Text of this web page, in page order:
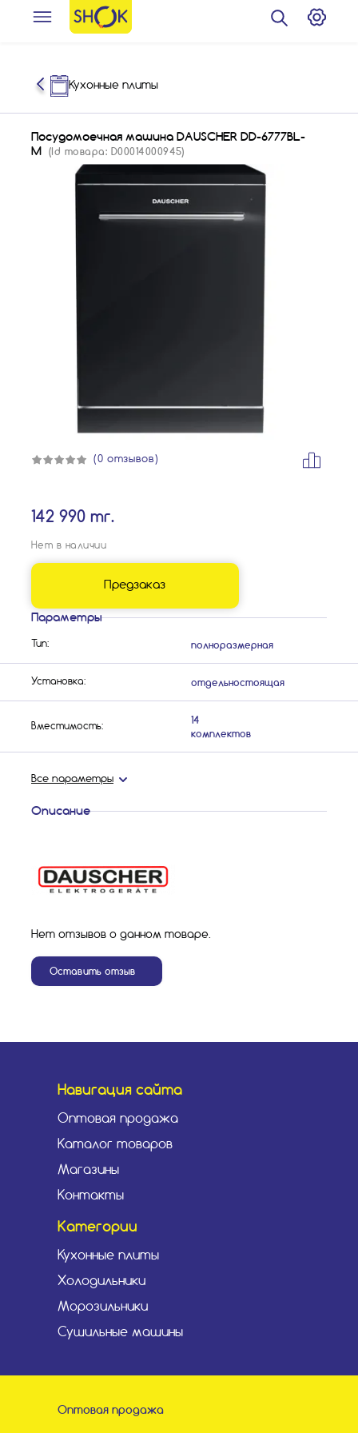
Кухонные плиты
Посудомоечная машина DAUSCHER DD-6777BL-
M (Id товара: D00014000945)
(0 отзывов)
Параметры
Тип: полноразмерная
Установка: отдельностоящая
Вместимость:
14
комплектов
Все параметры
142 990 тг.
Нет в наличии
Предзаказ
Описание
Нет отзывов о данном товаре.
Оставить отзыв
Навигация сайта
Оптовая продажа
Каталог товаров
Магазины
Контакты
Категории
Кухонные плиты
Холодильники
Морозильники
Сушильные машины
Оптовая продажа